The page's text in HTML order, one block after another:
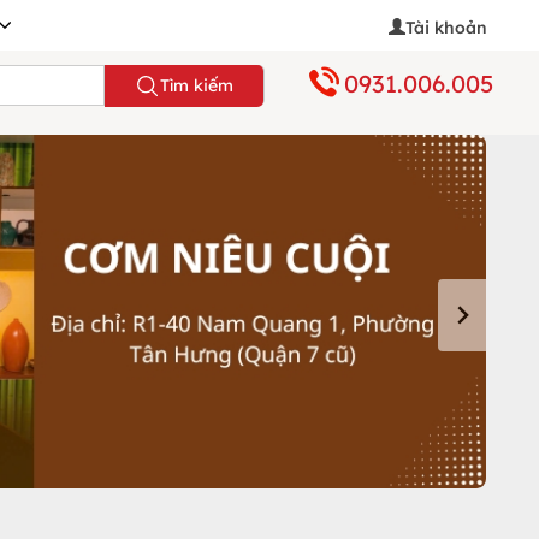
Tài khoản
Tìm kiếm 0931.006.005